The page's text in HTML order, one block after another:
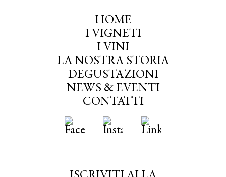
HOME
I VIGNETI
I VINI
LA NOSTRA STORIA
DEGUSTAZIONI
NEWS & EVENTI
CONTATTI